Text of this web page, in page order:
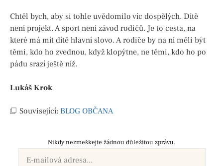
Chtěl bych, aby si tohle uvědomilo víc dospělých. Dítě
není projekt. A sport není závod rodičů. Je to cesta, na
které má mít dítě hlavní slovo. A rodiče by na ní měli být
těmi, kdo ho zvednou, když klopýtne, ne těmi, kdo ho po
pádu srazí ještě níž.
Lukáš Krok
Související: BLOG OBČANA
Nikdy nezmeškejte žádnou důležitou zprávu.